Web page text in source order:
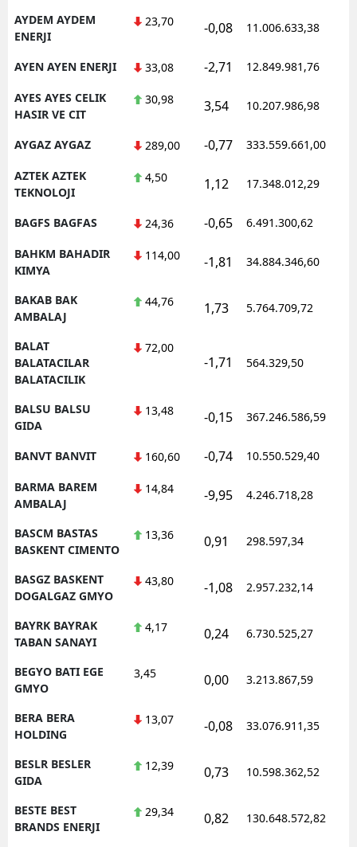
AYDEM AYDEM
ENERJI
23,70 -0,08 11.006.633,38
AYEN AYEN ENERJI 33,08 -2,71 12.849.981,76
AYES AYES CELIK
HASIR VE CIT
30,98 3,54 10.207.986,98
AYGAZ AYGAZ 289,00 -0,77 333.559.661,00
AZTEK AZTEK
TEKNOLOJI
4,50 1,12 17.348.012,29
BAGFS BAGFAS 24,36 -0,65 6.491.300,62
BAHKM BAHADIR
KIMYA
114,00 -1,81 34.884.346,60
BAKAB BAK
AMBALAJ
44,76 1,73 5.764.709,72
BALAT
BALATACILAR
BALATACILIK
72,00
-1,71 564.329,50
BALSU BALSU
GIDA
13,48 -0,15 367.246.586,59
BANVT BANVIT 160,60 -0,74 10.550.529,40
BARMA BAREM
AMBALAJ
14,84 -9,95 4.246.718,28
BASCM BASTAS
BASKENT CIMENTO
13,36 0,91 298.597,34
BASGZ BASKENT
DOGALGAZ GMYO
43,80 -1,08 2.957.232,14
BAYRK BAYRAK
TABAN SANAYI
4,17 0,24 6.730.525,27
BEGYO BATI EGE
GMYO
3,45 0,00 3.213.867,59
BERA BERA
HOLDING
13,07 -0,08 33.076.911,35
BESLR BESLER
GIDA
12,39 0,73 10.598.362,52
BESTE BEST
BRANDS ENERJI
29,34 0,82 130.648.572,82